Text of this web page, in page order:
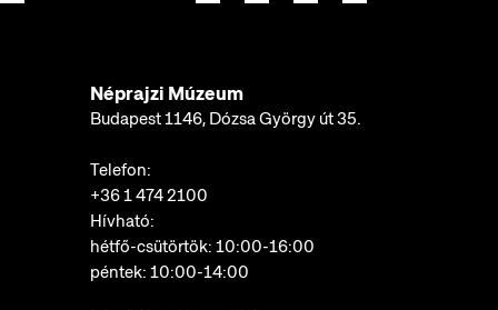
Néprajzi Múzeum
Budapest 1146, Dózsa György út 35.
Telefon:
+36 1 474 2100
Hívható:
hétfő-csütörtök: 10:00-16:00
péntek: 10:00-14:00